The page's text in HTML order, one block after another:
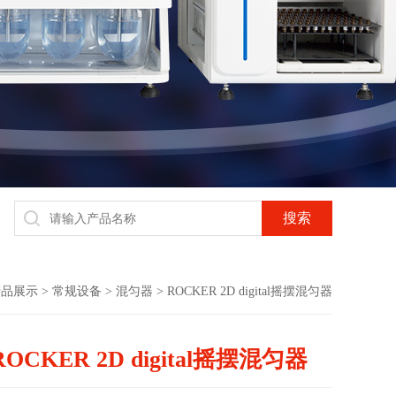
展示 > 常规设备 > 混匀器 > ROCKER 2D digital摇摆混匀器
2D digital摇摆混匀器